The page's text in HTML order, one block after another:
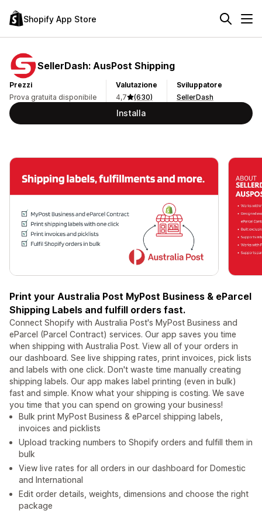
Shopify App Store
SellerDash: AusPost Shipping
Prezzi
Prova gratuita disponibile
Valutazione
4,7
(630)
Sviluppatore
SellerDash
Installa
Print your Australia Post MyPost Business & eParcel
Shipping Labels and fulfill orders fast.
Connect Shopify with Australia Post's MyPost Business and
eParcel (Parcel Contract) services. Our app saves you time
when shipping with Australia Post. View all of your orders in
our dashboard. See live shipping rates, print invoices, pick lists
and labels with one click. Don't waste time manually creating
shipping labels. Our app makes label printing (even in bulk)
fast and simple. Know what your shipping is costing. We save
you time that you can spend on growing your business!
Bulk print MyPost Business & eParcel shipping labels,
invoices and picklists
Upload tracking numbers to Shopify orders and fulfill them in
bulk
View live rates for all orders in our dashboard for Domestic
and International
Edit order details, weights, dimensions and choose the right
package